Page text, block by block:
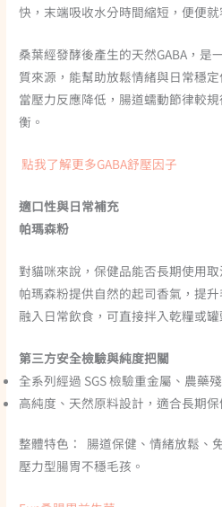
快，末端吸收水分時間縮短，便便就
桑葉經發酵後產生的天然GABA，是
質來源，能幫助放鬆情緒與日常穩定
當壓力反應降低，腸道蠕動節律較
衡。
點我了解更多GABA舒壓因子
適口性與日常補充
帕瑪森粉
對貓咪來說，保健品能否長期使用
帕瑪森粉提供自然的起司香氣，提
融入日常飲食，可直接拌入乾糧或罐
第三方安全檢驗與純度把關
全系列經過 SGS 檢驗重金屬、農藥
高純度、天然原料設計，適合長期保
整體特色： 腸道保健、情緒放鬆、
壓力型腸胃不穩毛孩。